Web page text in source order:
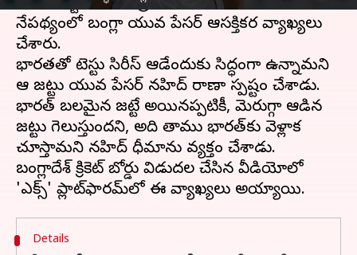
రెండు టెస్టుల సిరీస్ ప్రారంభం కానుంది. ఈ
నేపథ్యంలో బంగ్లా యువ పేసర్ ఆసక్తికర వ్యాఖ్యలు
చేశారు.
భారత‌తో టెస్టు సిరీస్‌ ఆడేందుకు సిద్ధంగా ఉన్నామని
ఆ జట్టు యువ పేసర్‌ నహిద్‌ రాణా స్పష్టం చేశాడు.
భారత్‌ బలమైన జట్టే అయినప్పటికీ, మెరుగ్గా ఆడిన
జట్టు గెలుస్తుందని, అది తాము భారత్‌కు వెళ్లాక
చూస్తామని నహిద్ ధీమాను వ్యక్తం చేశాడు.
బంగ్లాదేశ్ క్రికెట్ బోర్డు విడుదల చేసిన వీడియోలో
Details